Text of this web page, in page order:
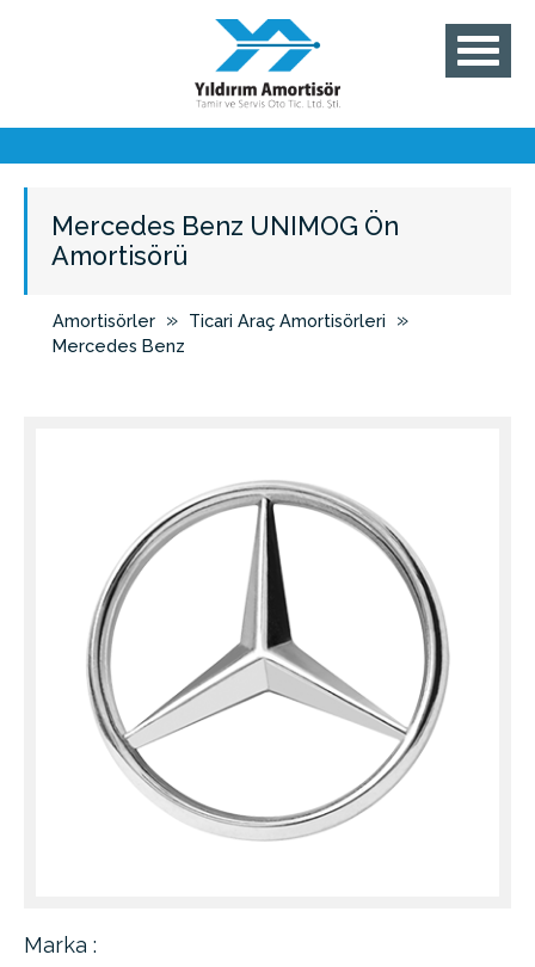
Mercedes Benz UNIMOG Ön
Amortisörü
Amortisörler » Ticari Araç Amortisörleri »
Mercedes Benz
Marka :